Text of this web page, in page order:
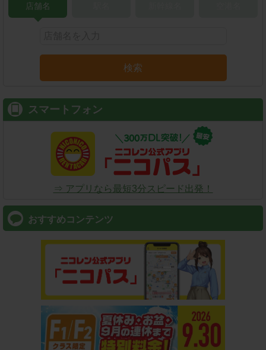
店舗名
検索
スマートフォン
⇒ アプリなら最短3分スピード出発！
おすすめコンテンツ